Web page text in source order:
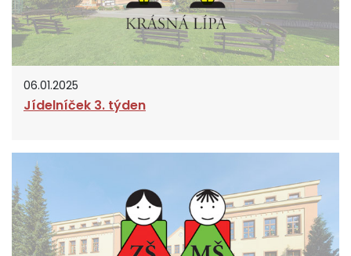
06.01.2025
Jídelníček 3. týden